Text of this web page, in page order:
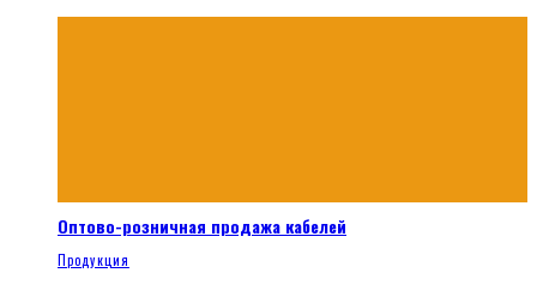
Оптово-розничная продажа кабелей
Продукция